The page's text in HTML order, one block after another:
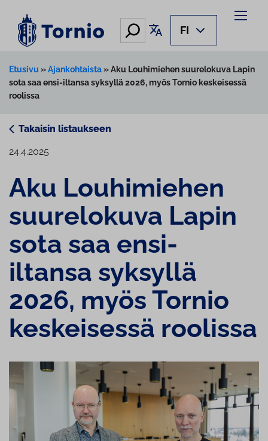
sisältöön
Hae Käännä sivu
FI
Etusivu »Ajankohtaista»Aku Louhimiehen suurelokuva Lapin
sota saa ensi-iltansa syksyllä 2026, myös Tornio keskeisessä
roolissa
Takaisin listaukseen
24.4.2025
Aku Louhimiehen
suurelokuva Lapin
sota saa ensi-
iltansa syksyllä
2026, myös Tornio
keskeisessä roolissa